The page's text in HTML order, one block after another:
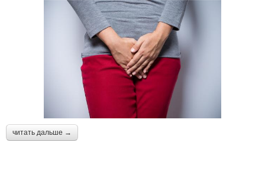
читать дальше →